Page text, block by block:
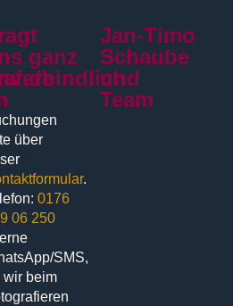
ganz
über
.
0176
06 250
SMS,
wir beim
Jan-Timo
Schaube
und
Team